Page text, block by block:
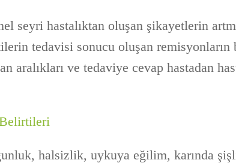
seyri hastalıktan oluşan şikayetlerin
tedavisi sonucu oluşan
aralıkları ve tedaviye cevap hastadan
Belirtileri
halsizlik, uykuya eğilim, karında